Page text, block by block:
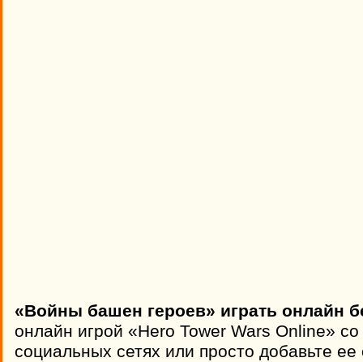
«Войны башен героев» играть онлайн
онлайн игрой «Hero Tower Wars Online»
социальных сетях или просто добавьте ее